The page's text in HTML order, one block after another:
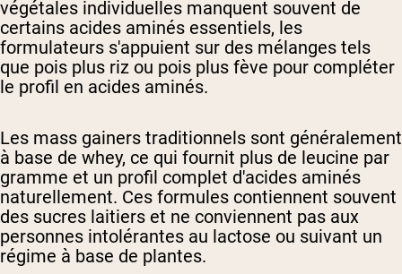
végétales individuelles manquent souvent de
certains acides aminés essentiels, les
formulateurs s'appuient sur des mélanges tels
que pois plus riz ou pois plus fève pour compléter
le profil en acides aminés.
Les mass gainers traditionnels sont généralement
à base de whey, ce qui fournit plus de leucine par
gramme et un profil complet d'acides aminés
naturellement. Ces formules contiennent souvent
des sucres laitiers et ne conviennent pas aux
personnes intolérantes au lactose ou suivant un
régime à base de plantes.